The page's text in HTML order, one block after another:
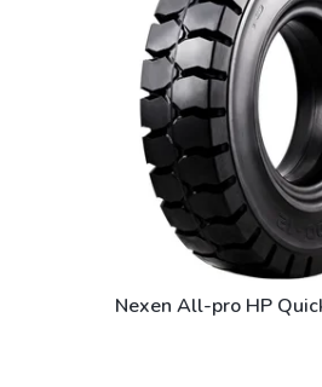
Nexen All-pro HP